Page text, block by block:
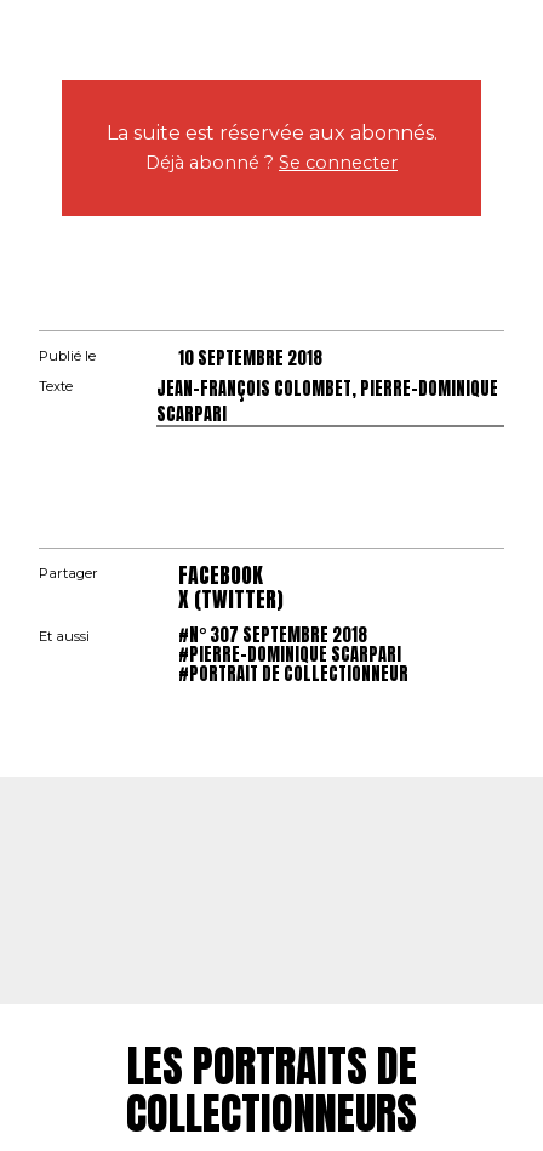
La suite est réservée aux abonnés.
Déjà abonné ? Se connecter
Publié le 10 SEPTEMBRE 2018
Texte
JEAN-FRANÇOIS COLOMBET, PIERRE-DOMINIQUE
SCARPARI
Partager FACEBOOK
X (TWITTER)
Et aussi #N° 307 SEPTEMBRE 2018
#PIERRE-DOMINIQUE SCARPARI
#PORTRAIT DE COLLECTIONNEUR
LES PORTRAITS DE
COLLECTIONNEURS